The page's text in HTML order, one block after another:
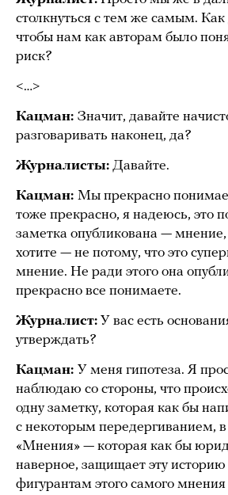
столкнуться с тем же самым. Как
чтобы нам как авторам было
риск?
<…>
Кацман: Значит, давайте
разговаривать наконец, да?
Журналисты: Давайте.
Кацман: Мы прекрасно
тоже прекрасно, я надеюсь, это
заметка опубликована — мнение,
хотите — не потому, что это
мнение. Не ради этого она
прекрасно все понимаете.
Журналист: У вас есть
утверждать?
Кацман: У меня гипотеза. Я
наблюдаю со стороны, что
одну заметку, которая как бы
с некоторым передергиванием,
«Мнения» — которая как бы
наверное, защищает эту историю
фигурантам этого самого